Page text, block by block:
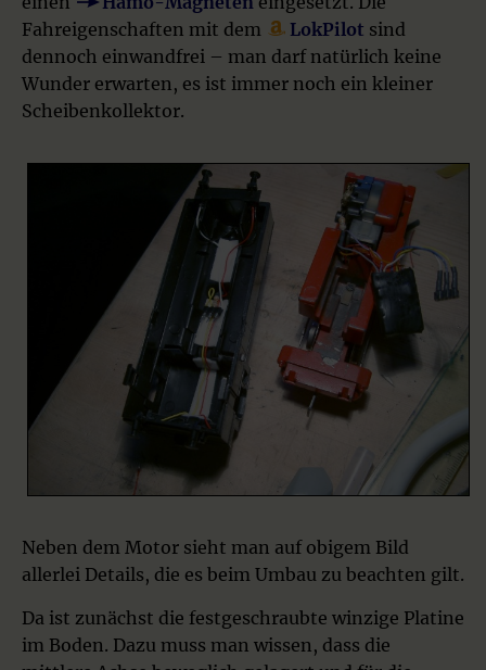
Fahreigenschaften mit dem
LokPilot sind
dennoch einwandfrei – man darf natürlich keine
Wunder erwarten, es ist immer noch ein kleiner
Scheibenkollektor.
Neben dem Motor sieht man auf obigem Bild
allerlei Details, die es beim Umbau zu beachten gilt.
Da ist zunächst die festgeschraubte winzige Platine
im Boden. Dazu muss man wissen, dass die